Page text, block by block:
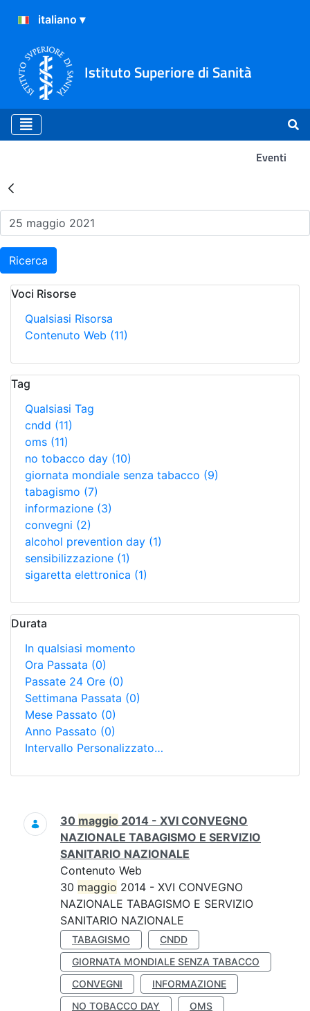
Istituto Superiore di Sanità
Eventi
Risultati della Ricerca -
Ricerca
Voci Risorse
Qualsiasi Risorsa
Contenuto Web (11)
Tag
Qualsiasi Tag
cndd (11)
oms (11)
no tobacco day (10)
giornata mondiale senza tabacco (9)
tabagismo (7)
informazione (3)
convegni (2)
alcohol prevention day (1)
sensibilizzazione (1)
sigaretta elettronica (1)
Durata
In qualsiasi momento
Ora Passata (0)
Passate 24 Ore (0)
Settimana Passata (0)
Mese Passato (0)
Anno Passato (0)
Intervallo Personalizzato…
Ricerca
30 maggio 2014 - XVI CONVEGNO
NAZIONALE TABAGISMO E SERVIZIO
SANITARIO NAZIONALE
Contenuto Web
30 maggio 2014 - XVI CONVEGNO
NAZIONALE TABAGISMO E SERVIZIO
SANITARIO NAZIONALE
TABAGISMO
CNDD
GIORNATA MONDIALE SENZA TABACCO
CONVEGNI
INFORMAZIONE
NO TOBACCO DAY
OMS